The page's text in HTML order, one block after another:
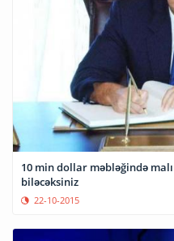
10 min dollar məbləğində malı
biləcəksiniz
22-10-2015